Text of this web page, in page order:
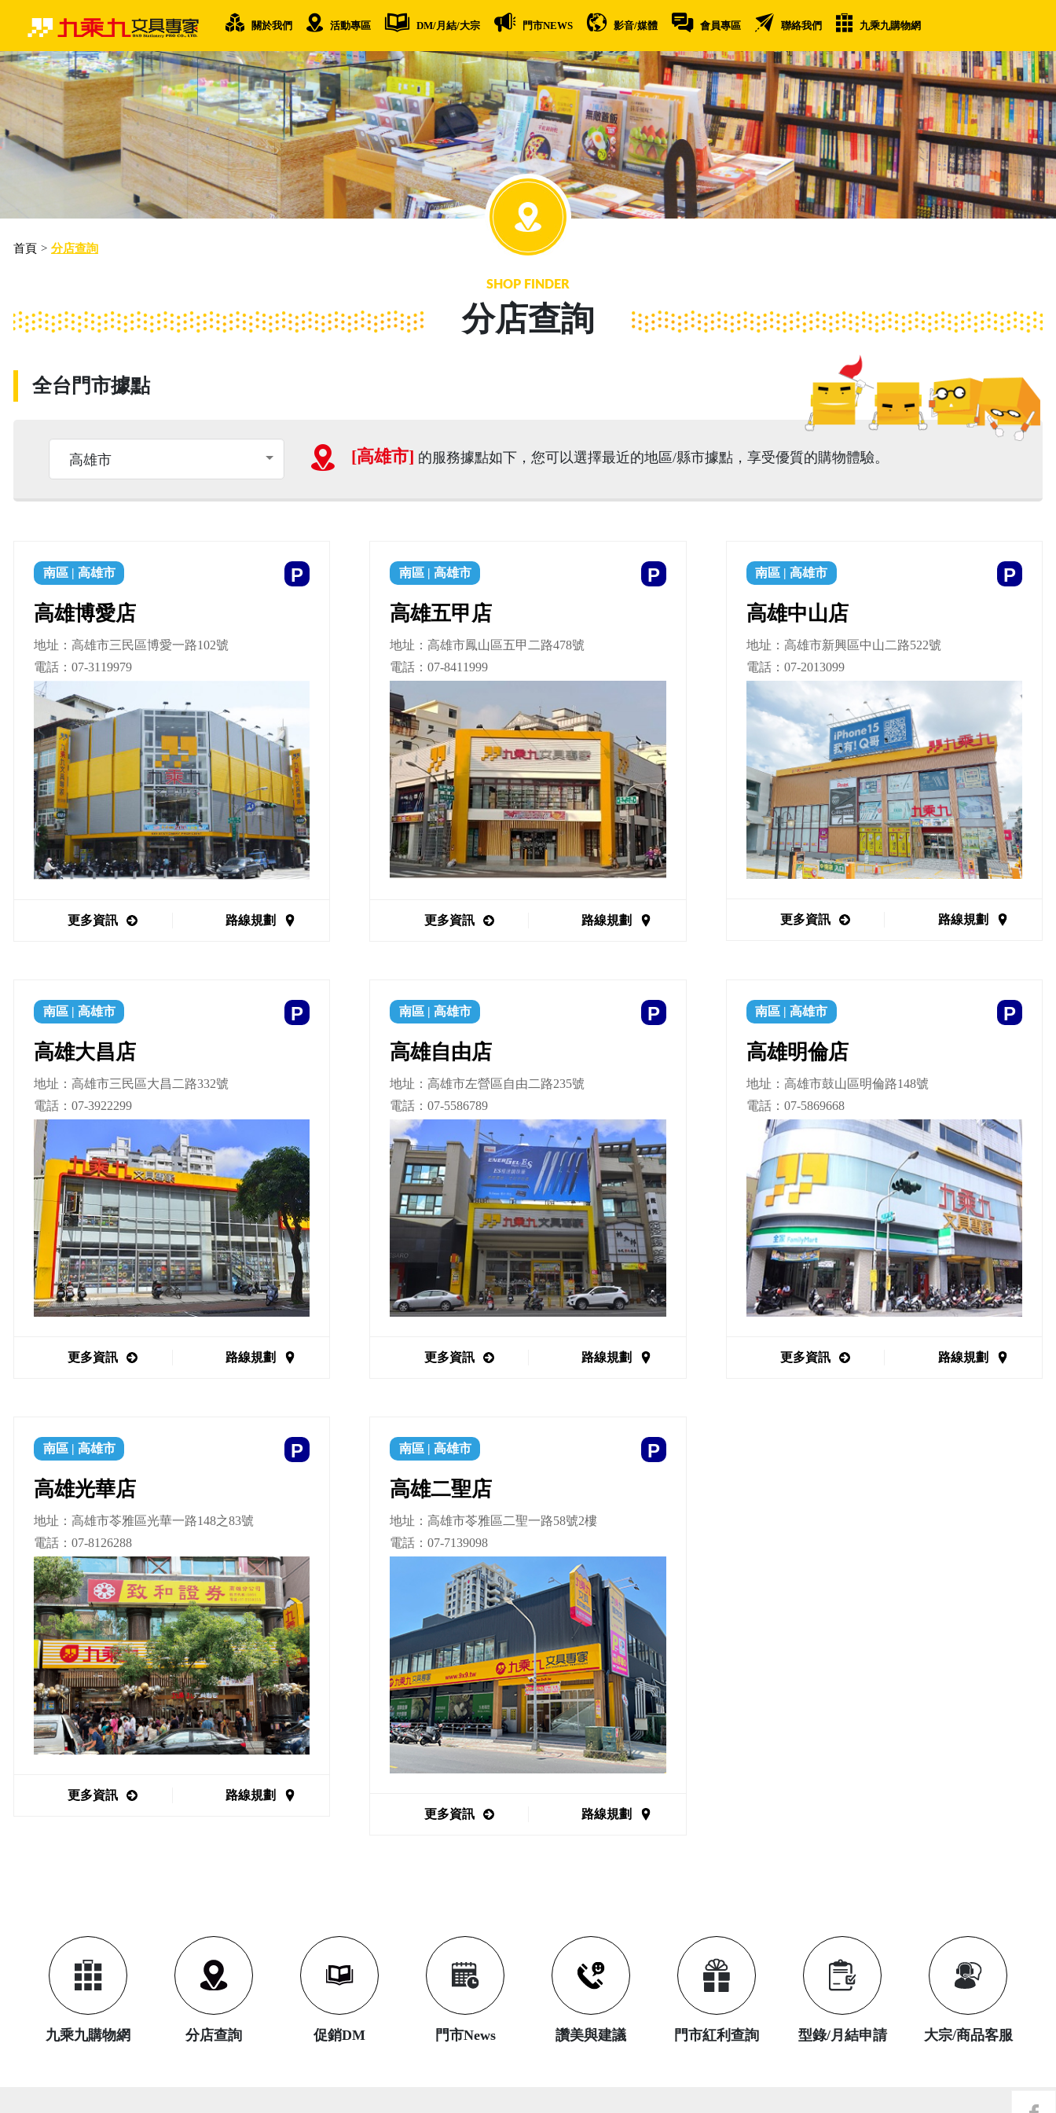
關於我們 活動專區 DM/月結/大宗 門市NEWS 影音/媒體 會員專區 聯絡我們 九乘九購物網
首頁 > 分店查詢
SHOP FINDER
分店查詢
全台門市據點
高雄市 [高雄市] 的服務據點如下，您可以選擇最近的地區/縣市據點，享受優質的購物體驗。
P
南區| 高雄市
高雄博愛店
地址：高雄市三民區博愛一路102號
電話： 07-3119979
更多資訊 路線規劃
P
南區| 高雄市
高雄五甲店
地址：高雄市鳳山區五甲二路478號
電話：07-8411999
更多資訊 路線規劃
P
南區 |高雄市
高雄中山店
地址：高雄市新興區中山二路522號
電話： 07-2013099
更多資訊 路線規劃
P
南區| 高雄市
高雄大昌店
地址：高雄市三民區大昌二路332號
電話： 07-3922299
更多資訊 路線規劃
P
南區| 高雄市
高雄自由店
地址：高雄市左營區自由二路235號
電話：07-5586789
更多資訊 路線規劃
P
南區 |高雄市
高雄明倫店
地址：高雄市鼓山區明倫路148號
電話： 07-5869668
更多資訊 路線規劃
P
南區| 高雄市
高雄光華店
地址：高雄市苓雅區光華一路148之83號
電話： 07-8126288
更多資訊 路線規劃
P
南區| 高雄市
高雄二聖店
地址：高雄市苓雅區二聖一路58號2樓
電話：07-7139098
更多資訊 路線規劃
九乘九購物網 分店查詢 促銷DM 門市News 讚美與建議 門市紅利查詢 型錄/月結申請 大宗/商品客服